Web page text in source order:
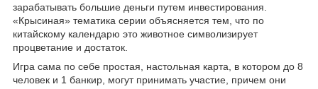
зарабатывать большие деньги путем инвестирования.
«Крысиная» тематика серии объясняется тем, что по
китайскому календарю это животное символизирует
процветание и достаток.
Игра сама по себе простая, настольная карта, в котором до 8
человек и 1 банкир, могут принимать участие, причем они